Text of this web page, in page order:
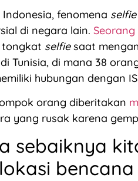
fenomena selfie
di negara lain.
tongkat selfiesaat
Tunisia, di mana 38
hubungan dengan
orang diberitakan
yang rusak karena
sebaiknya
bencana